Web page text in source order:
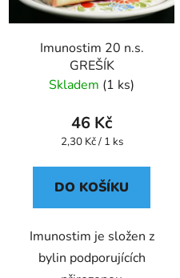
Imunostim 20 n.s.
GREŠÍK
Skladem (1 ks)
46 Kč
Měrná
2,30 Kč / 1 ks
DO KOŠÍKU
Imunostim je složen z
bylin podporujících